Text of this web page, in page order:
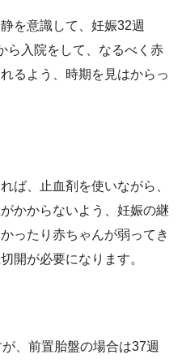
を意識して、妊娠32週
ら入院をして、なるべく赤
るよう、時期を見はからっ
ば、止血剤を使いながら、
かからないよう、妊娠の継
ったり赤ちゃんが弱ってき
開が必要になります。
、前置胎盤の場合は37週